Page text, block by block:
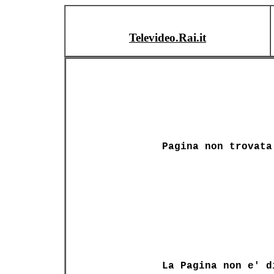
Televideo.Rai.it
Pagina non trovata
La Pagina non e'